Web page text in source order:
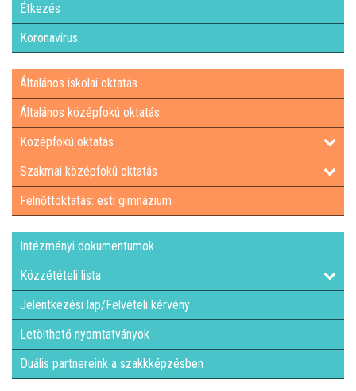
KÖZZÉTÉTELI LISTA
JELENTKEZÉSI LAP/FELVÉTELI KÉRVÉNY
LETÖLTHETŐ NYOMTATVÁNYOK
DUÁLIS PARTNEREINK A SZAKKKÉPZÉSBEN
HÍREK, AKTUALITÁSOK
Étkezés
Koronavírus
Általános iskolai oktatás
Általános középfokú oktatás
Középfokú oktatás
Szakmai középfokú oktatás
Felnőttoktatás: esti gimnázium
Intézményi dokumentumok
Közzétételi lista
Jelentkezési lap/Felvételi kérvény
Letölthető nyomtatványok
Duális partnereink a szakkképzésben